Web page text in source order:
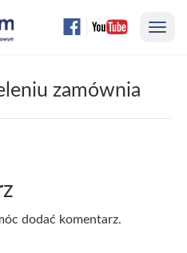
zamównia
dodać komentarz.